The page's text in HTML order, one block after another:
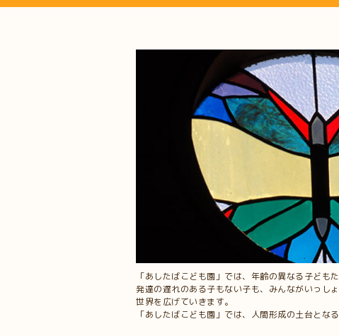
「あしたばこども園」では、年齢の異なる子ども
発達の遅れのある子もない子も、みんながいっし
世界を広げていきます。
「あしたばこども園」では、人間形成の土台とな